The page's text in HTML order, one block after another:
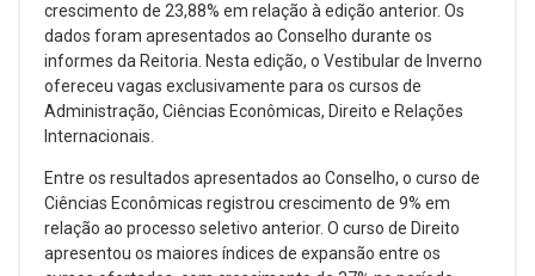
crescimento de 23,88% em relação à edição anterior. Os
dados foram apresentados ao Conselho durante os
informes da Reitoria. Nesta edição, o Vestibular de Inverno
ofereceu vagas exclusivamente para os cursos de
Administração, Ciências Econômicas, Direito e Relações
Internacionais.
Entre os resultados apresentados ao Conselho, o curso de
Ciências Econômicas registrou crescimento de 9% em
relação ao processo seletivo anterior. O curso de Direito
apresentou os maiores índices de expansão entre os